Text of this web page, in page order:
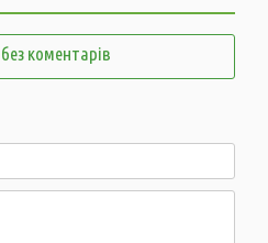
коментарів